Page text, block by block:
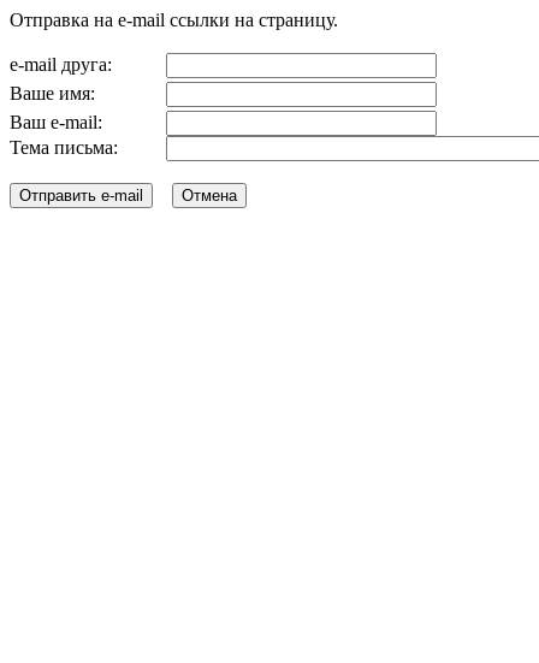
Отправка на e-mail ссылки на страницу.
e-mail друга:
Ваше имя:
Ваш e-mail:
Тема письма: